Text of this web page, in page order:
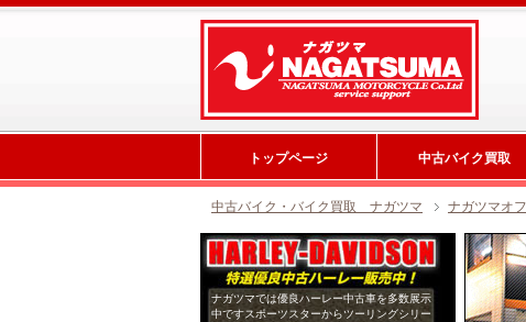
トップページ 中古バイク買取
中古バイク・バイク買取 ナガツマ ナガツマオ
ナガツマでは優良ハーレー中古車を多数展示
中ですスポーツスターからツーリングシリー